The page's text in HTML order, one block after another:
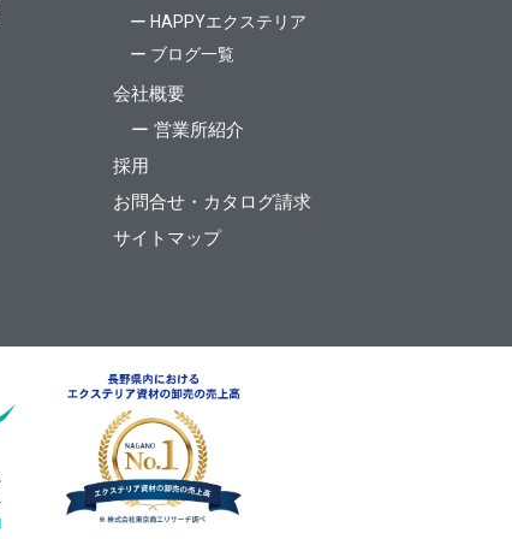
ー HAPPYエクステリア
ー ブログ一覧
会社概要
ー 営業所紹介
採用
お問合せ・カタログ請求
サイトマップ